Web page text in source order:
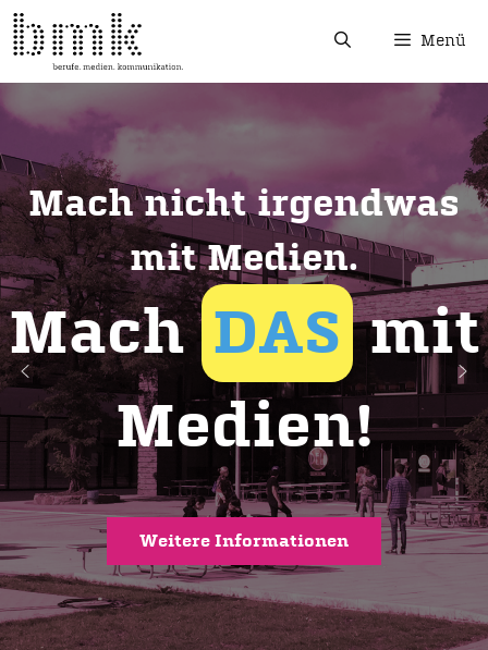
Menü
Mach nicht irgendwas
mit Medien.
MachDASmit
Medien!
Weitere Informationen